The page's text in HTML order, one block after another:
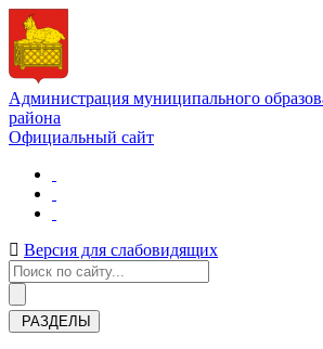
Администрация муниципального
района
Официальный сайт
Версия для слабовидящих
РАЗДЕЛЫ